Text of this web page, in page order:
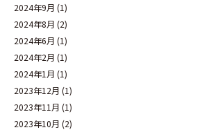
2024年9月 (1)
2024年8月 (2)
2024年6月 (1)
2024年2月 (1)
2024年1月 (1)
2023年12月 (1)
2023年11月 (1)
2023年10月 (2)